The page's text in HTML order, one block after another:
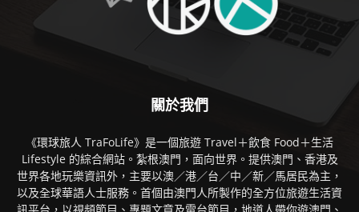
關於我們
《環球旅人 TraFoLife》是一個旅遊 Travel＋飲食 Food＋生活
Lifestyle 的綜合網站。紮根澳門，面向世界。提供澳門、香港及
世界各地玩樂資訊外，主要以澳／港／台／中／新／馬居民為主，
以及全球華語人士服務。首個由澳門人所製作的全方位旅遊生活資